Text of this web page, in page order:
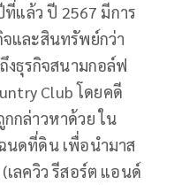
แล้ว ปี 2567 มีการ
จและสินทรัพย์กว่า
งธุรกิจสนามกอล์ฟ
Club โดยคดี
กล่าวหาด้วย ใน
นดที่ดิน เพื่อนำมาส
ลควิว รีสอร์ต แอนด์